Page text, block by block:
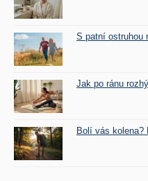
S patní ostruhou
Jak po ránu
Bolí vás